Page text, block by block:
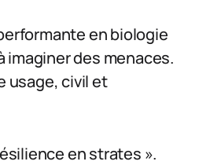
en biologie
imaginer des menaces.
usage, civil et
en strates ».